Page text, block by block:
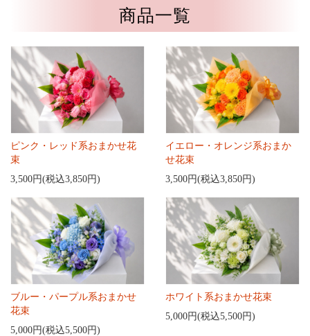
商品一覧
ピンク・レッド系おまかせ花
束
3,500円(税込3,850円)
イエロー・オレンジ系おまか
せ花束
3,500円(税込3,850円)
ブルー・パープル系おまかせ
花束
5,000円(税込5,500円)
ホワイト系おまかせ花束
5,000円(税込5,500円)